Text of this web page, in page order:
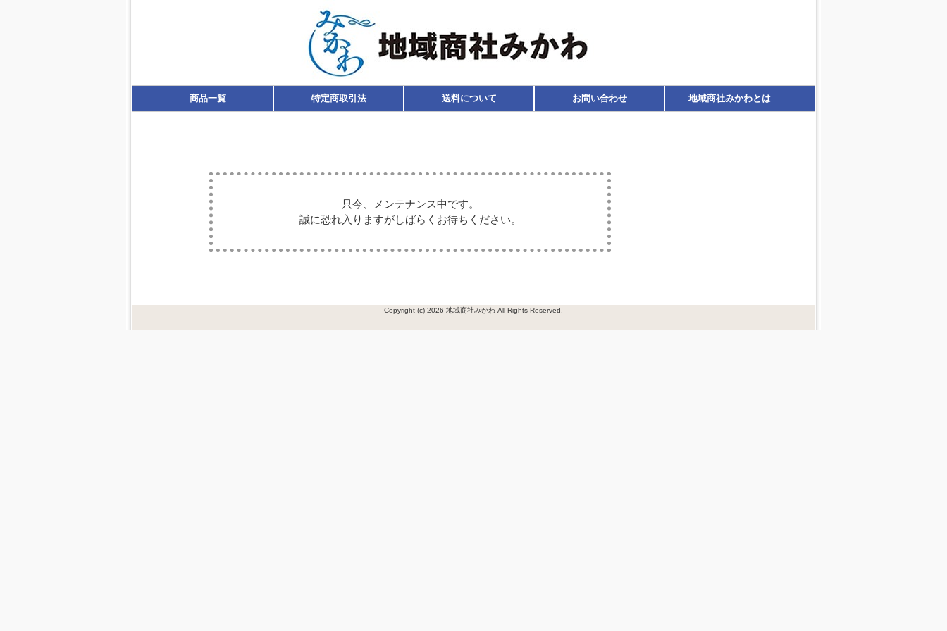
商品一覧 特定商取引法 送料について お問い合わせ 地域商社みかわとは
只今、メンテナンス中です。
誠に恐れ入りますがしばらくお待ちください。
Copyright (c) 2026 地域商社みかわ All Rights Reserved.